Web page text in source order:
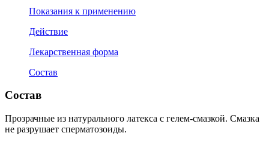
Показания к применению
Действие
Лекарственная форма
Состав
Состав
Прозрачные из натурального латекса с гелем-смазкой. Смазка
не разрушает сперматозоиды.